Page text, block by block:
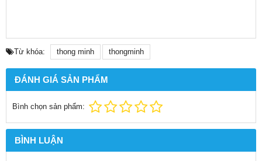
Từ khóa: thong minh thongminh
ĐÁNH GIÁ SẢN PHẨM
Bình chọn sản phẩm:
BÌNH LUẬN